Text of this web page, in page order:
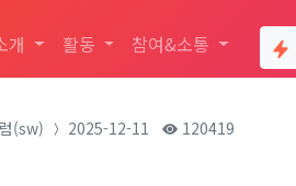
개 활동 참여&소통
(sw) 2025-12-11 120419